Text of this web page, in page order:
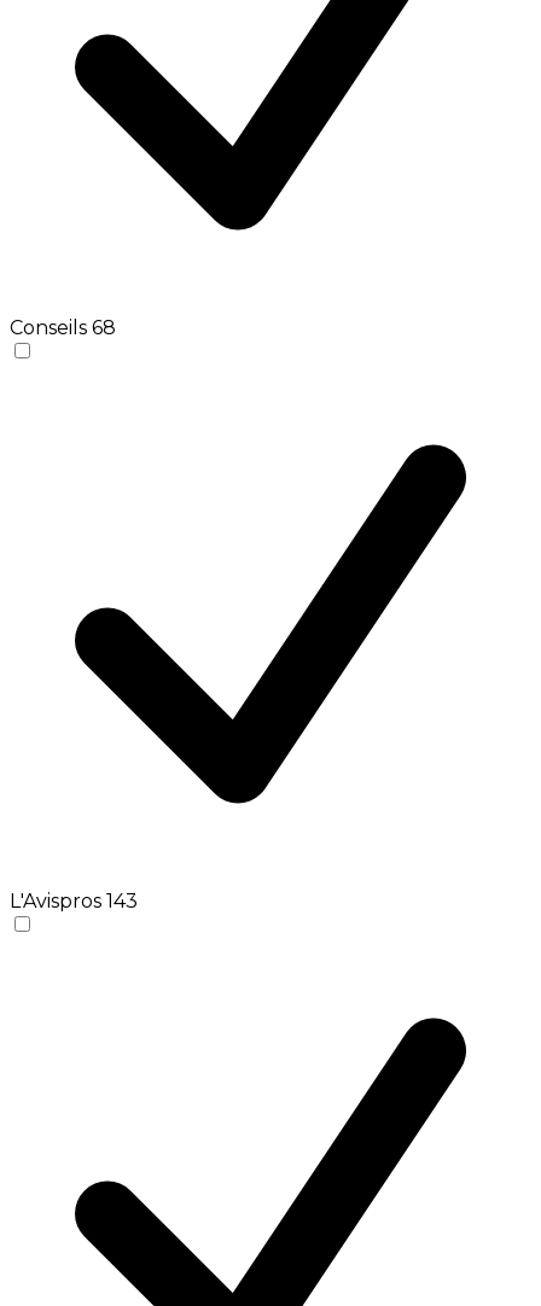
Conseils 68
L'Avispros 143